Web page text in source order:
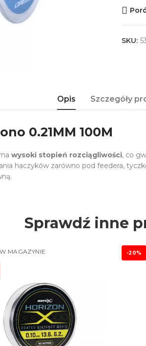
SKU:
Opis Szczegóły
0.21MM 100M
wysoki stopień rozciągliwości, co
haczyków zarówno pod feedera,
Sprawdź inne
MAGAZYNIE -20%